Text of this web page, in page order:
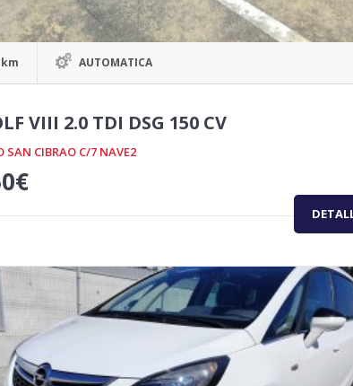
AUTOMATICA
VIII 2.0 TDI DSG 150 CV
SAN CIBRAO C/7 NAVE2
€